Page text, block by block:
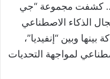
كشفت مجموعة “جي
الذكاء الاصطناعي
وبين “إنفيديا”،
لمواجهة التحديات